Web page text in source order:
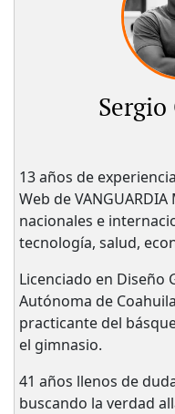
Sergio
13 años de
Web de
nacionales e
tecnología, salud,
Licenciado en Diseño
Autónoma de
practicante del
el gimnasio.
41 años llenos de
buscando la verdad